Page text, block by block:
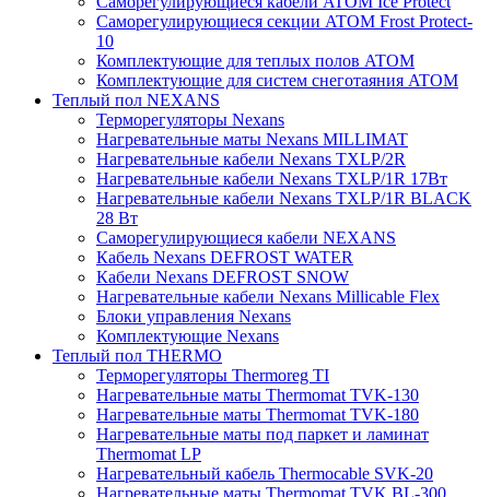
Саморегулирующиеся секции ATOM Frost Protect-
10
Комплектующие для теплых полов ATOM
Комплектующие для систем снеготаяния ATOM
Теплый пол NEXANS
Терморегуляторы Nexans
Нагревательные маты Nexans MILLIMAT
Нагревательные кабели Nexans TXLP/2R
Нагревательные кабели Nexans TXLP/1R 17Вт
Нагревательные кабели Nexans TXLP/1R BLACK
28 Вт
Саморегулирующиеся кабели NEXANS
Кабель Nexans DEFROST WATER
Кабели Nexans DEFROST SNOW
Нагревательные кабели Nexans Millicable Flex
Блоки управления Nexans
Комплектующие Nexans
Теплый пол THERMO
Терморегуляторы Thermoreg TI
Нагревательные маты Thermomat TVK-130
Нагревательные маты Thermomat TVK-180
Нагревательные маты под паркет и ламинат
Thermomat LP
Нагревательный кабель Thermocable SVK-20
Нагревательные маты Thermomat TVK BL-300